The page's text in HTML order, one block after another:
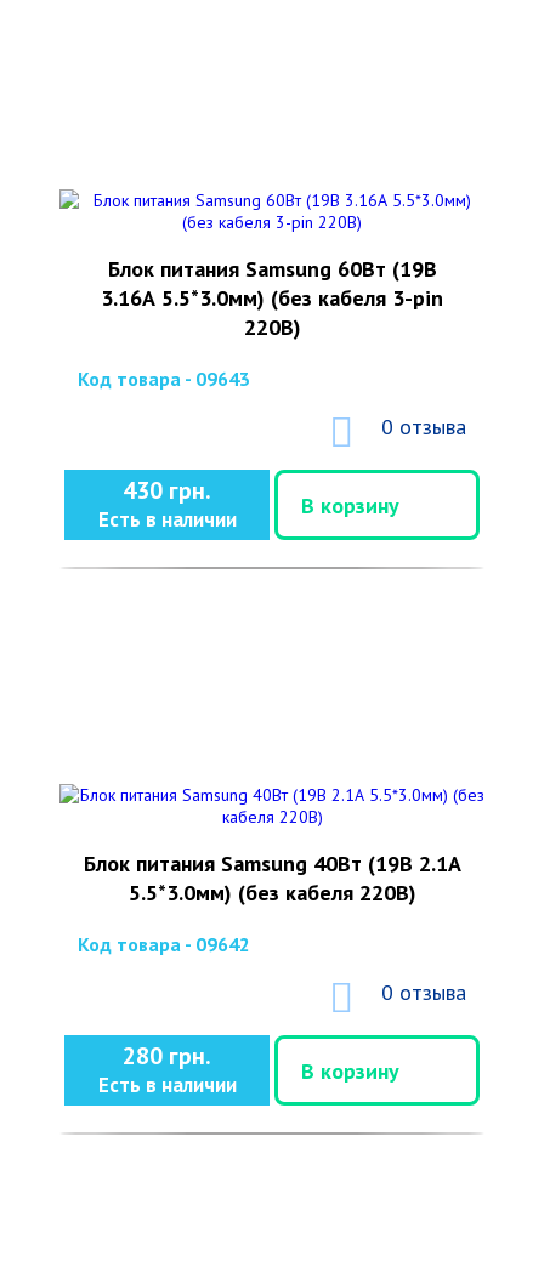
Блок питания Samsung 60Вт (19В
3.16А 5.5*3.0мм) (без кабеля 3-pin
220В)
Код товара - 09643
0 отзыва
430 грн.
Есть в наличии
В корзину
Блок питания Samsung 40Вт (19В 2.1А
5.5*3.0мм) (без кабеля 220В)
Код товара - 09642
0 отзыва
280 грн.
Есть в наличии
В корзину